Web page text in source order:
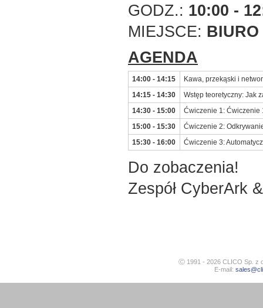
GODZ.: 10:00 -
MIEJSCE:
AGENDA
14:00 - 14:15
Kawa, przekąski i
14:15 - 14:30
Wstęp teoretyczny: Jak
14:30 - 15:00
Ćwiczenie 1: Ćwiczenie
15:00 - 15:30
Ćwiczenie 2:
15:30 - 16:00
Ćwiczenie 3:
Do zobaczenia!
Zespół CyberArk
Ⓒ 1991 - 2026 CLICO Sp. z
E-mail: